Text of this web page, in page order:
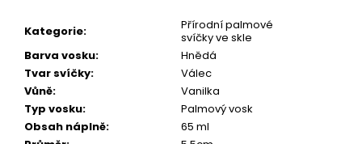
Kategorie:
Přírodní palmové
svíčky ve skle
Barva vosku:
Hnědá
Tvar svíčky:
Válec
Vůně:
Vanilka
Typ vosku:
Palmový vosk
Obsah náplně:
65 ml
m
e
PŘÍRODNÍ
VONNÁ
SVÍČKA